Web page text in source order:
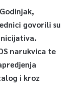
govorili su
narukvica te
i kroz